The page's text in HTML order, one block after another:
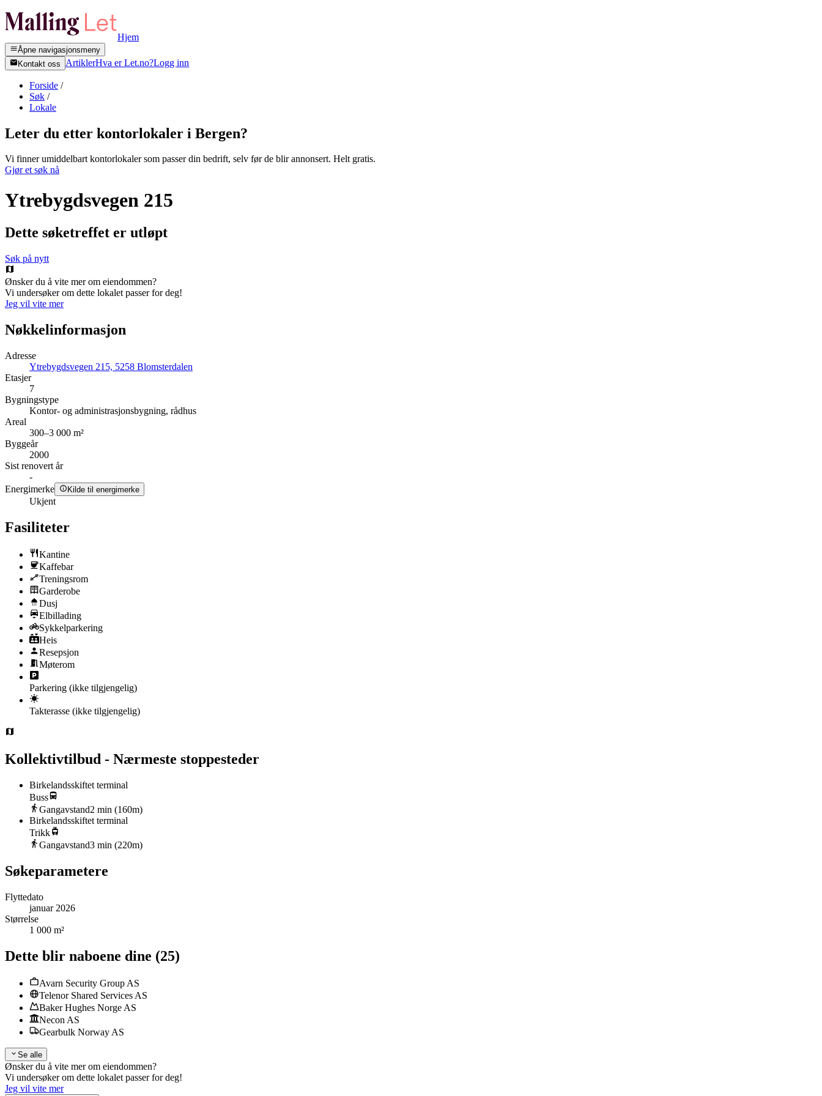
Hjem
Åpne navigasjonsmeny
Kontakt oss
ArtiklerHva er Let.no?Logg inn
Forside /
Søk /
Lokale
Leter du etter kontorlokaler i Bergen?
Vi finner umiddelbart kontorlokaler som passer din bedrift, selv før de blir annonsert. Helt gratis.
Gjør et søk nå
Ytrebygdsvegen 215
Dette søketreffet er utløpt
Søk på nytt
Ønsker du å vite mer om eiendommen?
Vi undersøker om dette lokalet passer for deg!
Jeg vil vite mer
Nøkkelinformasjon
Adresse
Ytrebygdsvegen 215, 5258 Blomsterdalen
Etasjer
7
Bygningstype
Kontor- og administrasjonsbygning, rådhus
Areal
300–3 000 m²
Byggeår
2000
Sist renovert år
-
Energimerke
Kilde til energimerke
Ukjent
Fasiliteter
Kantine
Kaffebar
Treningsrom
Garderobe
Dusj
Elbillading
Sykkelparkering
Heis
Resepsjon
Møterom
Parkering (ikke tilgjengelig)
Takterasse (ikke tilgjengelig)
Kollektivtilbud - Nærmeste stoppesteder
Birkelandsskiftet terminal
Buss
Gangavstand2 min (160m)
Birkelandsskiftet terminal
Trikk
Gangavstand3 min (220m)
Søkeparametere
Flyttedato
januar 2026
Størrelse
1 000 m²
Dette blir naboene dine (25)
Avarn Security Group AS
Telenor Shared Services AS
Baker Hughes Norge AS
Necon AS
Gearbulk Norway AS
Se alle
Ønsker du å vite mer om eiendommen?
Vi undersøker om dette lokalet passer for deg!
Jeg vil vite mer